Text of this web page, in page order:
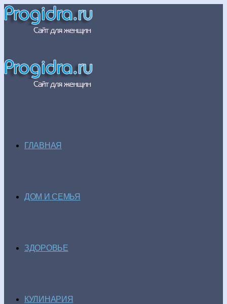
ГЛАВНАЯ
ДОМ И СЕМЬЯ
ЗДОРОВЬЕ
КУЛИНАРИЯ